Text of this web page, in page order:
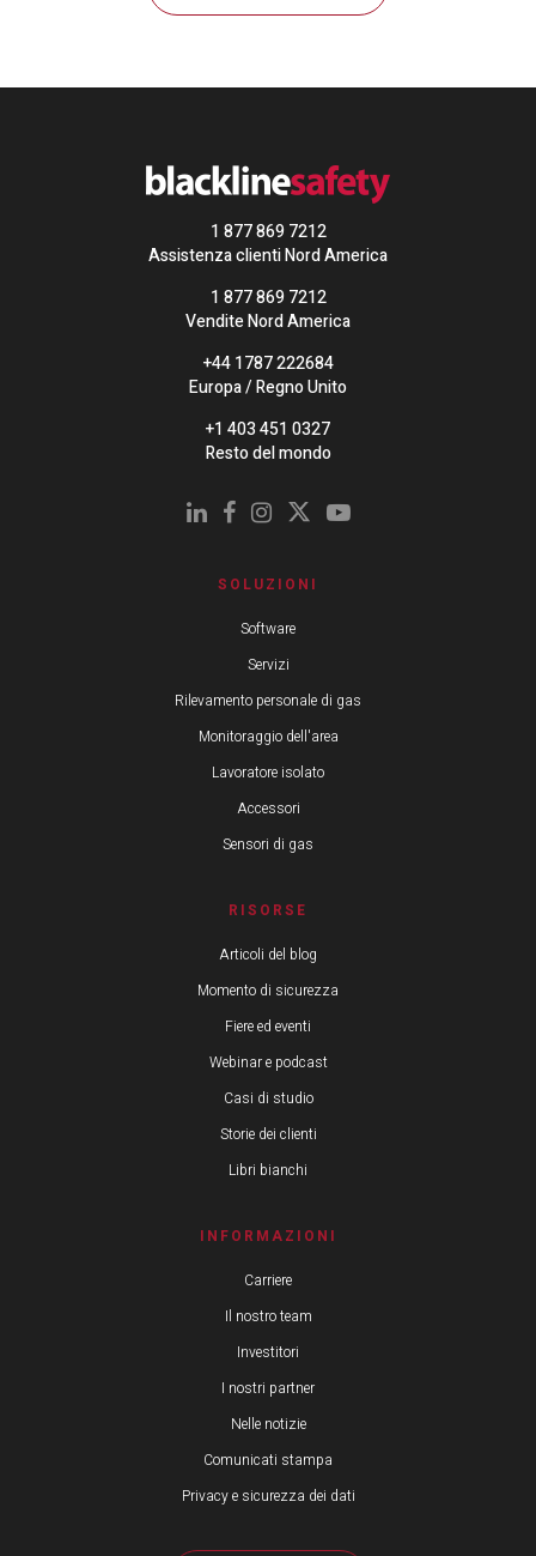
1 877 869 7212
Assistenza clienti Nord America
1 877 869 7212
Vendite Nord America
+44 1787 222684
Europa / Regno Unito
+1 403 451 0327
Resto del mondo
SOLUZIONI
Software
Servizi
Rilevamento personale di gas
Monitoraggio dell'area
Lavoratore isolato
Accessori
Sensori di gas
RISORSE
Articoli del blog
Momento di sicurezza
Fiere ed eventi
Webinar e podcast
Casi di studio
Storie dei clienti
Libri bianchi
INFORMAZIONI
Carriere
Il nostro team
Investitori
I nostri partner
Nelle notizie
Comunicati stampa
Privacy e sicurezza dei dati